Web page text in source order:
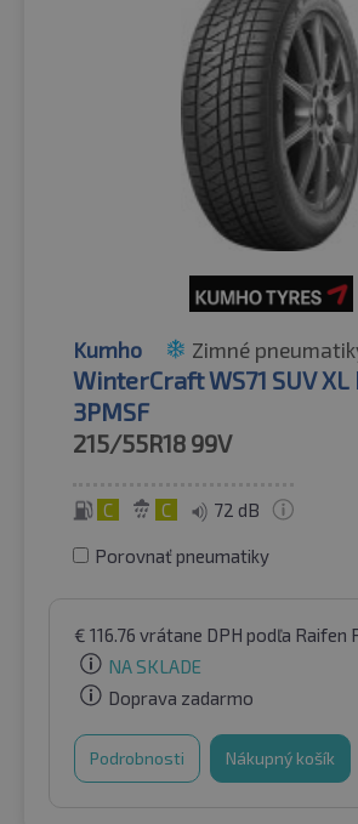
Kumho Zimné
WinterCraft WS71 SUV XL
3PMSF
215/55R18 99V
C C 72 dB
Porovnať pneumatiky
€ 116.76 vrátane DPH podľa Raifen
NA SKLADE
Doprava zadarmo
Podrobnosti Nákupný košík